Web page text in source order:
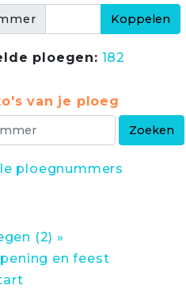
ploegen: 182
van je ploeg
ploegnummers
(2) »
en feest